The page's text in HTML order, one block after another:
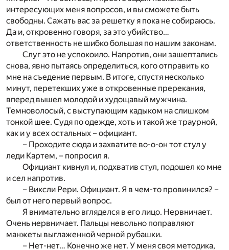
интересующих меня вопросов, и вы сможете быть
свободны. Сажать вас за решетку я пока не собираюсь.
Да и, откровенно говоря, за это убийство…
ответственность не шибко большая по нашим законам.
Слуг это не успокоило. Напротив, они зашептались
снова, явно пытаясь определиться, кого отправить ко
мне на съедение первым. В итоге, спустя несколько
минут, перетекших уже в откровенные пререкания,
вперед вышел молодой и худощавый мужчина.
Темноволосый, с выступающим кадыком на слишком
тонкой шее. Судя по одежде, хоть и такой же траурной,
как и у всех остальных – официант.
– Проходите сюда и захватите во-о-он тот стул у
леди Картем, – попросил я.
Официант кивнул и, подхватив стул, подошел ко мне
и сел напротив.
– Виксли Рери. Официант. Я в чем-то провинился? –
был от него первый вопрос.
Я внимательно вгляделся в его лицо. Нервничает.
Очень нервничает. Пальцы невольно поправляют
манжеты выглаженной черной рубашки.
– Нет-нет… Конечно же нет. У меня своя методика,